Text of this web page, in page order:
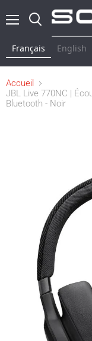
Français English
Accueil
JBL Live 770NC |
Bluetooth - Noir